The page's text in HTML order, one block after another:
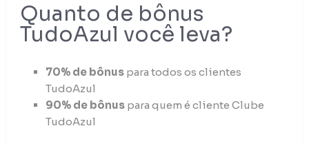
Quanto de bônus
TudoAzul você leva?
70% de bônus para todos os clientes
TudoAzul
90% de bônus para quem é cliente Clube
TudoAzul